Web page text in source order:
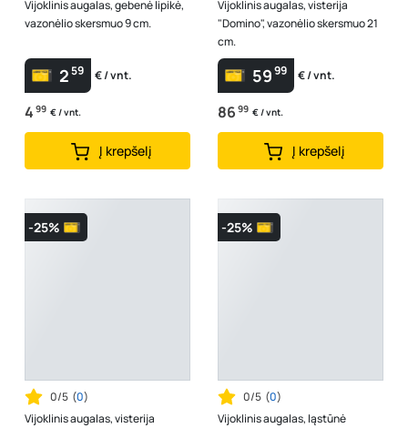
Vijoklinis augalas, gebenė lipikė,
vazonėlio skersmuo 9 cm.
259 € / vnt.
4 99 € / vnt.
Į krepšelį
Vijoklinis augalas, visterija
"Domino", vazonėlio skersmuo 21
cm.
5999 € / vnt.
86 99 € / vnt.
Į krepšelį
-25%
0/5 (0)
Vijoklinis augalas, visterija
-25%
0/5 (0)
Vijoklinis augalas, ląstūnė